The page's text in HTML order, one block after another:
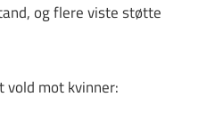
og flere viste støtte
vold mot kvinner: